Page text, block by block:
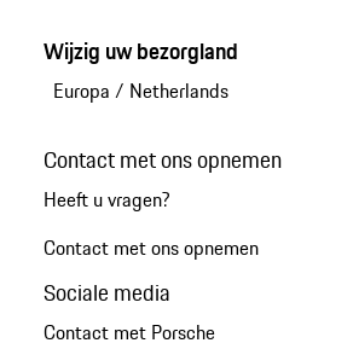
Wijzig uw bezorgland
Europa / Netherlands
Contact met ons opnemen
Heeft u vragen?
Contact met ons opnemen
Sociale media
Contact met Porsche